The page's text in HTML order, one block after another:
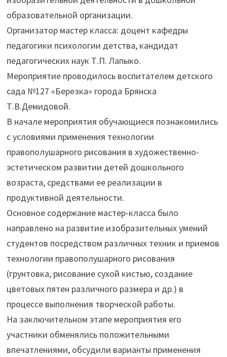
образовательной организации.
Организатор мастер класса: доцент кафедры
педагогики психологии детства, кандидат
педагогических наук Т.П. Лапыко.
Мероприятие проводилось воспитателем детского
сада №127 «Березка» города Брянска
Т.В.Демидовой.
В начале мероприятия обучающиеся познакомились
с условиями применения технологии
правополушарного рисования в художественно-
эстетическом развитии детей дошкольного
возраста, средствами ее реализации в
продуктивной деятельности.
Основное содержание мастер-класса было
направлено на развитие изобразительных умений
студентов посредством различных техник и приемов
технологии правополушарного рисования
(грунтовка, рисование сухой кистью, создание
цветовых пятен различного размера и др.) в
процессе выполнения творческой работы.
На заключительном этапе мероприятия его
участники обменялись положительными
впечатлениями, обсудили варианты применения